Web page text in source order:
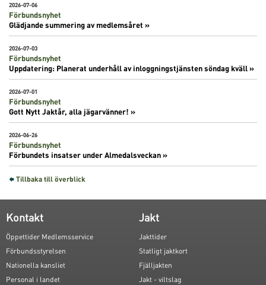
2026-07-06
Förbundsnyhet
Glädjande summering av medlemsåret »
2026-07-03
Förbundsnyhet
Uppdatering: Planerat underhåll av inloggningstjänsten söndag kväll »
2026-07-01
Förbundsnyhet
Gott Nytt Jaktår, alla jägarvänner! »
2026-06-26
Förbundsnyhet
Förbundets insatser under Almedalsveckan »
Tillbaka till överblick
Kontakt
Öppettider Medlemsservice
Förbundsstyrelsen
Nationella kansliet
Personal i landet
Jakt
Jakttider
Statligt jaktkort
Fjälljakten
Jakt - viltslag